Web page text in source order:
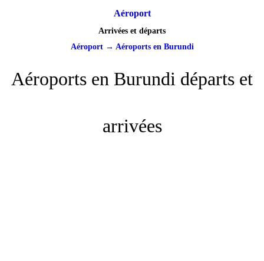
Aéroport
Arrivées et départs
Aéroport→ Aéroports en Burundi
Aéroports en Burundi départs et
arrivées